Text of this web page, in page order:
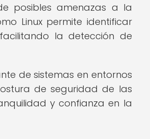
posibles amenazas a la
Linux permite identificar
la detección de
de sistemas en entornos
de seguridad de las
y confianza en la